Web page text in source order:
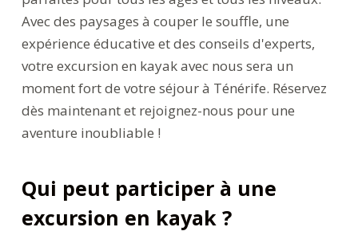
Avec des paysages à couper le souffle, une
expérience éducative et des conseils d'experts,
votre excursion en kayak avec nous sera un
moment fort de votre séjour à Ténérife. Réservez
dès maintenant et rejoignez-nous pour une
aventure inoubliable !
Qui peut participer à une
excursion en kayak ?